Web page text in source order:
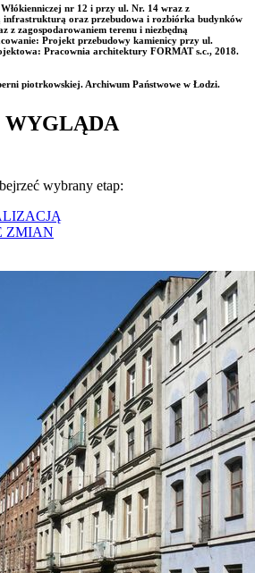
nr 12 i przy ul. Nr. 14 wraz z
infrastrukturą oraz przebudowa i rozbiórka budynków
z zagospodarowaniem terenu i niezbędną
Projekt przebudowy kamienicy przy ul.
Pracownia architektury FORMAT s.c., 2018.
piotrkowskiej. Archiwum Państwowe w Łodzi.
wybrany etap:
ZMIAN